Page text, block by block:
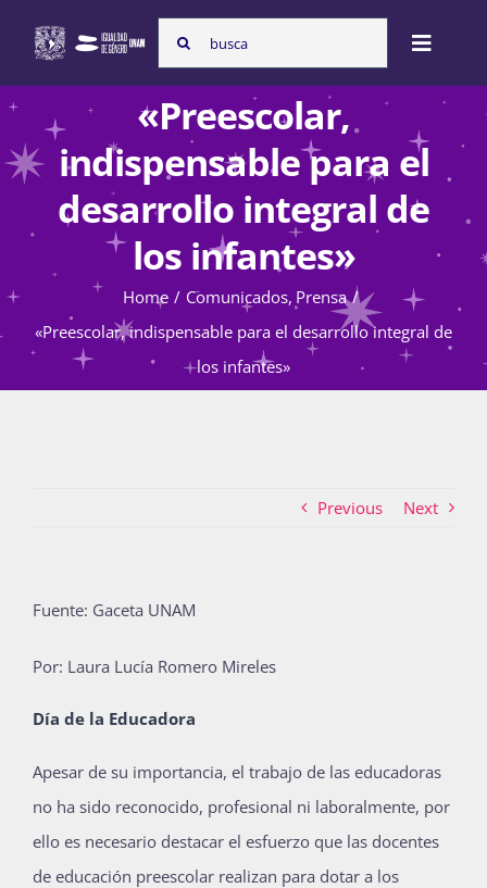
content
Search
for:
Toggle
Inicio
Nosotras
Programas
Atención de la violencia de género
La Boletina
Recursos
«Preescolar,
indispensable para el
desarrollo integral de
los infantes»
Home Comunicados Prensa
«Preescolar, indispensable para el desarrollo integral de
los infantes»
Previous Next
Fuente: Gaceta UNAM
Por: Laura Lucía Romero Mireles
Día de la Educadora
Apesar de su importancia, el trabajo de las educadoras
no ha sido reconocido, profesional ni laboralmente, por
ello es necesario destacar el esfuerzo que las docentes
de educación preescolar realizan para dotar a los